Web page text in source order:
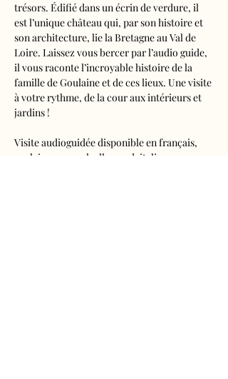
trésors. Édifié dans un écrin de verdure, il
est l’unique château qui, par son histoire et
son architecture, lie la Bretagne au Val de
Loire. Laissez vous bercer par l’audio guide,
il vous raconte l’incroyable histoire de la
famille de Goulaine et de ces lieux. Une visite
à votre rythme, de la cour aux intérieurs et
jardins !
Visite audioguidée disponible en français,
anglais, espagnol, allemand, italien,